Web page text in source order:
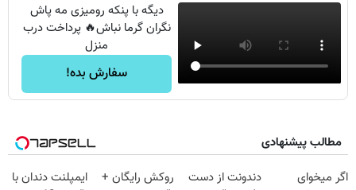
دیگه با پنکه رومیزی مه پاش
نگران گرما نباش🔥 پرداخت درب
منزل
سفارش بده!
مطالب پیشنهادی
اگر میخوای
دندونت از دست
روکش رایگان +
ایمپلنت دندان با